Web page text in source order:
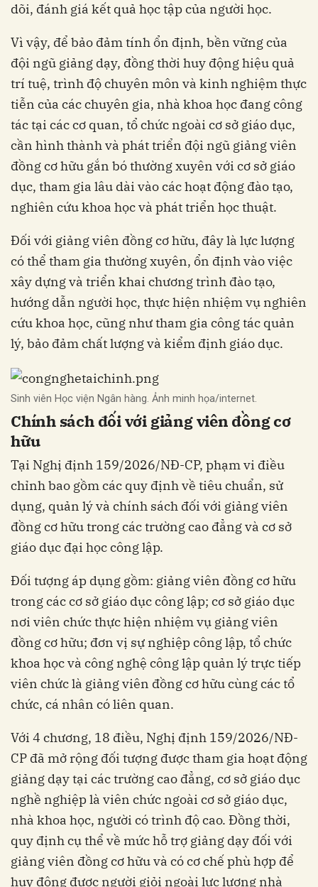
dõi, đánh giá kết quả học tập của người học.
Vì vậy, để bảo đảm tính ổn định, bền vững của
đội ngũ giảng dạy, đồng thời huy động hiệu quả
trí tuệ, trình độ chuyên môn và kinh nghiệm thực
tiễn của các chuyên gia, nhà khoa học đang công
tác tại các cơ quan, tổ chức ngoài cơ sở giáo dục,
cần hình thành và phát triển đội ngũ giảng viên
đồng cơ hữu gắn bó thường xuyên với cơ sở giáo
dục, tham gia lâu dài vào các hoạt động đào tạo,
nghiên cứu khoa học và phát triển học thuật.
Đối với giảng viên đồng cơ hữu, đây là lực lượng
có thể tham gia thường xuyên, ổn định vào việc
xây dựng và triển khai chương trình đào tạo,
hướng dẫn người học, thực hiện nhiệm vụ nghiên
cứu khoa học, cũng như tham gia công tác quản
lý, bảo đảm chất lượng và kiểm định giáo dục.
Sinh viên Học viện Ngân hàng. Ảnh minh họa/internet.
Chính sách đối với giảng viên đồng cơ
hữu
Tại Nghị định 159/2026/NĐ-CP, phạm vi điều
chỉnh bao gồm các quy định về tiêu chuẩn, sử
dụng, quản lý và chính sách đối với giảng viên
đồng cơ hữu trong các trường cao đẳng và cơ sở
giáo dục đại học công lập.
Đối tượng áp dụng gồm: giảng viên đồng cơ hữu
trong các cơ sở giáo dục công lập; cơ sở giáo dục
nơi viên chức thực hiện nhiệm vụ giảng viên
đồng cơ hữu; đơn vị sự nghiệp công lập, tổ chức
khoa học và công nghệ công lập quản lý trực tiếp
viên chức là giảng viên đồng cơ hữu cùng các tổ
chức, cá nhân có liên quan.
Với 4 chương, 18 điều, Nghị định 159/2026/NĐ-
CP đã mở rộng đối tượng được tham gia hoạt động
giảng dạy tại các trường cao đẳng, cơ sở giáo dục
nghề nghiệp là viên chức ngoài cơ sở giáo dục,
nhà khoa học, người có trình độ cao. Đồng thời,
quy định cụ thể về mức hỗ trợ giảng dạy đối với
giảng viên đồng cơ hữu và có cơ chế phù hợp để
huy động được người giỏi ngoài lực lượng nhà